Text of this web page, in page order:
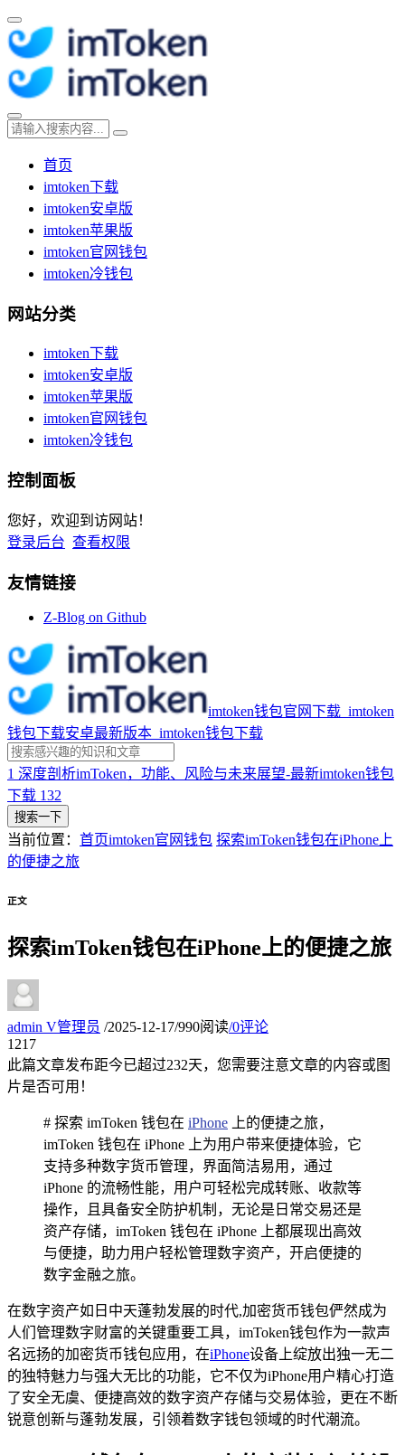
首页
imtoken下载
imtoken安卓版
imtoken苹果版
imtoken官网钱包
imtoken冷钱包
网站分类
imtoken下载
imtoken安卓版
imtoken苹果版
imtoken官网钱包
imtoken冷钱包
控制面板
您好，欢迎到访网站！
登录后台 查看权限
友情链接
Z-Blog on Github
imtoken钱包官网下载_imtoken
钱包下载安卓最新版本_imtoken钱包下载
1 深度剖析imToken，功能、风险与未来展望-最新imtoken钱包
下载 132
搜索一下
当前位置： 首页imtoken官网钱包 探索imToken钱包在iPhone上
的便捷之旅
正文
探索imToken钱包在iPhone上的便捷之旅
admin V管理员 /2025-12-17/990阅读/0评论
1217
此篇文章发布距今已超过232天，您需要注意文章的内容或图
片是否可用！
# 探索 imToken 钱包在 iPhone 上的便捷之旅，
imToken 钱包在 iPhone 上为用户带来便捷体验，它
支持多种数字货币管理，界面简洁易用，通过
iPhone 的流畅性能，用户可轻松完成转账、收款等
操作，且具备安全防护机制，无论是日常交易还是
资产存储，imToken 钱包在 iPhone 上都展现出高效
与便捷，助力用户轻松管理数字资产，开启便捷的
数字金融之旅。
在数字资产如日中天蓬勃发展的时代,加密货币钱包俨然成为
人们管理数字财富的关键重要工具，imToken钱包作为一款声
名远扬的加密货币钱包应用，在iPhone设备上绽放出独一无二
的独特魅力与强大无比的功能，它不仅为iPhone用户精心打造
了安全无虞、便捷高效的数字资产存储与交易体验，更在不断
锐意创新与蓬勃发展，引领着数字钱包领域的时代潮流。